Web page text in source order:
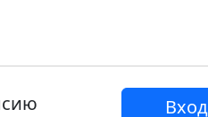
Вход